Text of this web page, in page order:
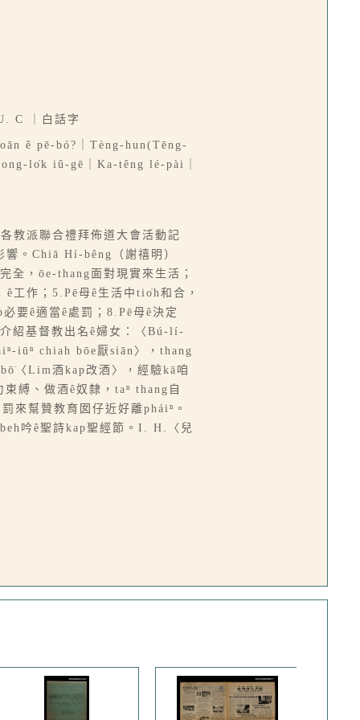
C ｜白話字
ê pē-bó?｜Tèng-hun(Tēng-
lo̍k iû-gē｜Ka-têng lé-pài｜
教派聯合禮拜佈道大會活動記
響。Chiā Hí-bêng（謝禧明）
全，ōe-thang面對現實來生活；
工作；5.Pē母ê生活中tio̍h和合，
要ê適當ê處罰；8.Pē母ê決定
紹基督教出名ê婦女：〈Bú-lí-
iūⁿ chiah bōe厭siān〉，thang
〈Lim酒kap改酒〉，經驗kā咱
縛、做酒ê奴隸，taⁿ thang自
來幫贊教育囡仔近好離pháiⁿ。
吟ê聖詩kap聖經節。I. H.〈兒